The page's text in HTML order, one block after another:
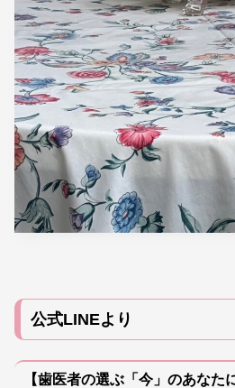
公式LINEより
【歯医者の選ぶ「今」のあなた